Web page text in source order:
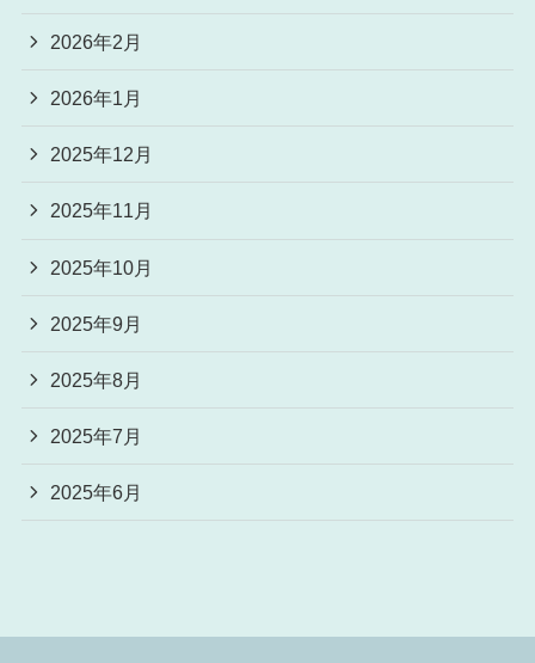
2026年2月
2026年1月
2025年12月
2025年11月
2025年10月
2025年9月
2025年8月
2025年7月
2025年6月